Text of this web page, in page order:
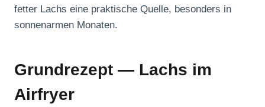
fetter Lachs eine praktische Quelle, besonders in
sonnenarmen Monaten.
Grundrezept — Lachs im
Airfryer